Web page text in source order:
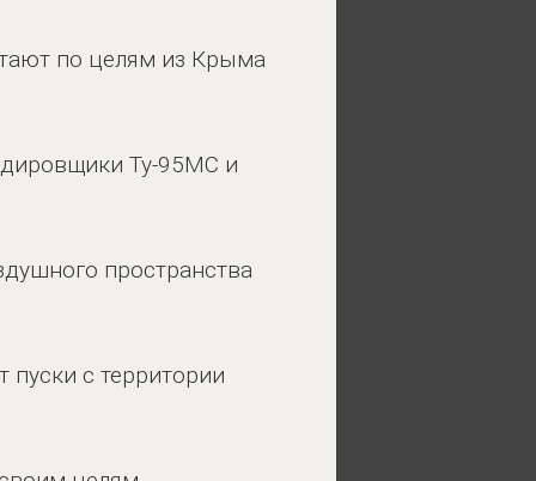
по целям из Крыма
Ту-95МС и
пространства
с территории